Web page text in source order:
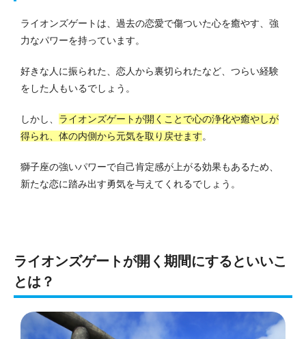
ライオンズゲートは、過去の恋愛で傷ついた心を癒やす、強
力なパワーを持っています。
好きな人に振られた、恋人から裏切られたなど、つらい経験
をした人もいるでしょう。
しかし、 ライオンズゲートが開くことで心の浄化や癒やしが
得られ、体の内側から元気を取り戻せます。
獅子座の強いパワーで自己肯定感が上がる効果もあるため、
新たな恋に踏み出す勇気を与えてくれるでしょう。
ライオンズゲートが開く期間にするといいこ
とは？